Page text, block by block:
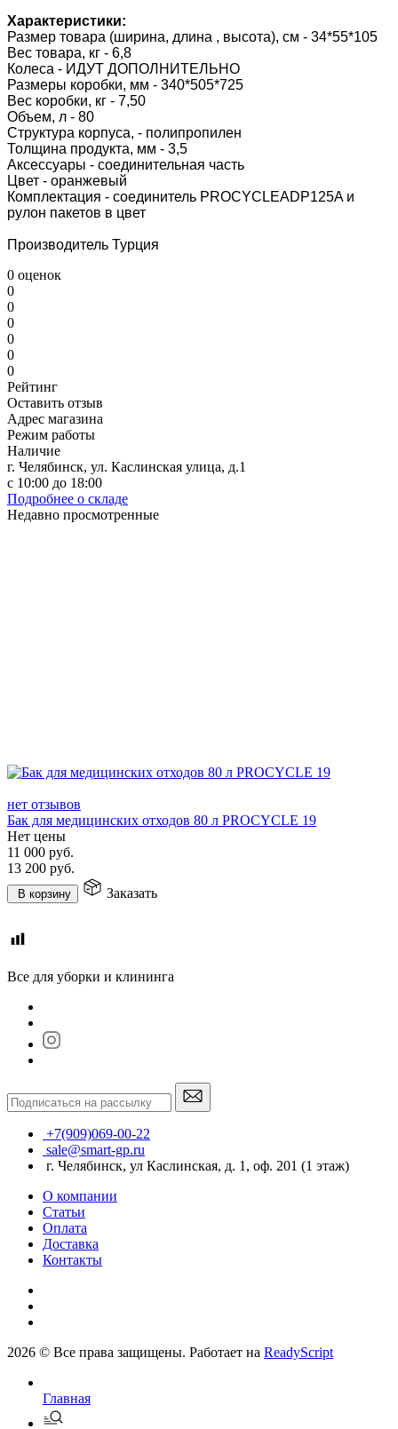
Характеристики:
Размер товара (ширина, длина , высота), см - 34*55*105
Вес товара, кг - 6,8
Колеса - ИДУТ ДОПОЛНИТЕЛЬНО
Размеры коробки, мм - 340*505*725
Вес коробки, кг - 7,50
Объем, л - 80
Структура корпуса, - полипропилен
Толщина продукта, мм - 3,5
Аксессуары - соединительная часть
Цвет - оранжевый
Комплектация - соединитель PROCYCLEADP125A и
рулон пакетов в цвет
Производитель Турция
0 оценок
0
0
0
0
0
0
Рейтинг
Оставить отзыв
Адрес магазина
Режим работы
Наличие
г. Челябинск, ул. Каслинская улица, д.1
с 10:00 до 18:00
Подробнее о складе
Недавно просмотренные
нет отзывов
Бак для медицинских отходов 80 л PROCYCLE 19
Нет цены
11 000 руб.
13 200 руб.
В корзину Заказать
Все для уборки и клининга
+7(909)069-00-22
sale@smart-gp.ru
г. Челябинск, ул Каслинская, д. 1, оф. 201 (1 этаж)
О компании
Статьи
Оплата
Доставка
Контакты
2026 © Все права защищены. Работает на ReadyScript
Главная